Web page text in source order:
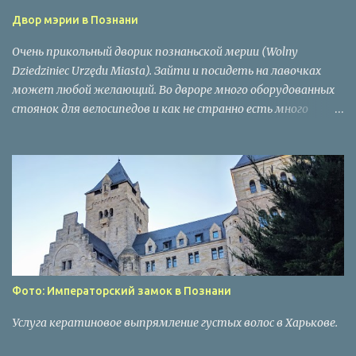
Двор мэрии в Познани
Очень прикольный дворик познаньской мерии (Wolny
Dziedziniec Urzędu Miasta). Зайти и посидеть на лавочках
может любой желающий. Во двроре много оборудованных
стоянок для велосипедов и как не странно есть много
практичных соображений ведут себя работники польской
мерии. Ну или посетите мерии :). Окрашивание волос в
блонд с затемнением корней фото в Харькове.
Фото: Императорский замок в Познани
Услуга кератиновое выпрямление густых волос в Харькове.